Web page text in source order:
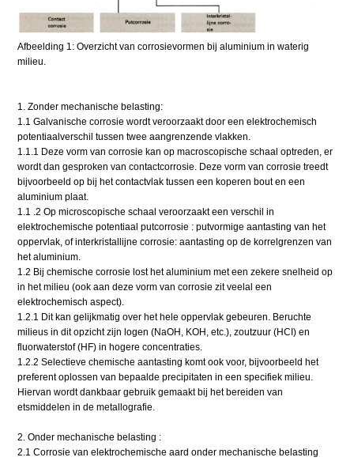
Afbeelding 1: Overzicht van corrosievormen bij aluminium in waterig
milieu.
1. Zonder mechanische belasting:
1.1 Galvanische corrosie wordt veroorzaakt door een elektrochemisch
potentiaalverschil tussen twee aangrenzende vlakken.
1.1.1 Deze vorm van corrosie kan op macroscopische schaal optreden, er
wordt dan gesproken van contactcorrosie. Deze vorm van corrosie treedt
bijvoorbeeld op bij het contactvlak tussen een koperen bout en een
aluminium plaat.
1.1 .2 Op microscopische schaal veroorzaakt een verschil in
elektrochemische potentiaal putcorrosie : putvormige aantasting van het
oppervlak, of interkristallijne corrosie: aantasting op de korrelgrenzen van
het aluminium.
1.2 Bij chemische corrosie lost het aluminium met een zekere snelheid op
in het milieu (ook aan deze vorm van corrosie zit veelal een
elektrochemisch aspect).
1.2.1 Dit kan gelijkmatig over het hele oppervlak gebeuren. Beruchte
milieus in dit opzicht zijn logen (NaOH, KOH, etc.), zoutzuur (HCI) en
fluorwaterstof (HF) in hogere concentraties.
1.2.2 Selectieve chemische aantasting komt ook voor, bijvoorbeeld het
preferent oplossen van bepaalde precipitaten in een specifiek milieu.
Hiervan wordt dankbaar gebruik gemaakt bij het bereiden van
etsmiddelen in de metallografie.
2. Onder mechanische belasting :
2.1 Corrosie van elektrochemische aard onder mechanische belasting